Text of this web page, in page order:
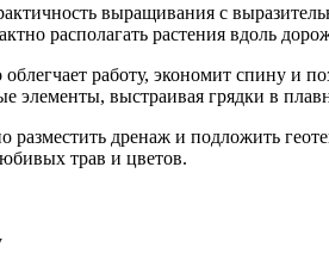
выращивания с
располагать растения вдоль
работу, экономит спину
элементы, выстраивая грядки в
дренаж и подложить
трав и цветов.